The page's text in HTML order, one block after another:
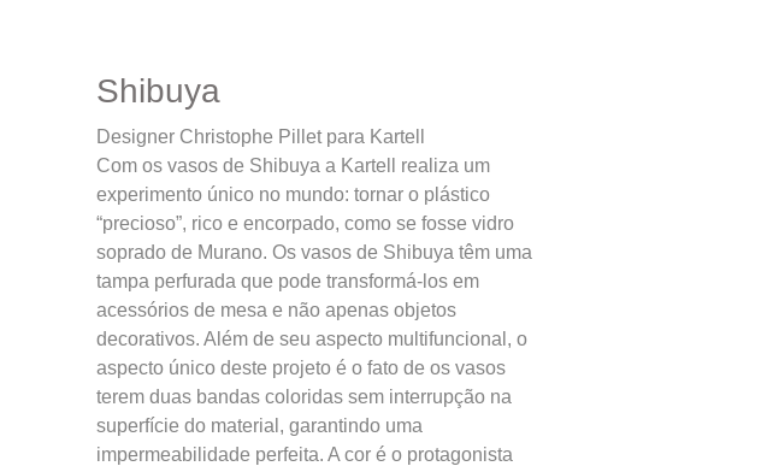
Shibuya
Designer Christophe Pillet para Kartell
Com os vasos de Shibuya a Kartell realiza um
experimento único no mundo: tornar o plástico
“precioso”, rico e encorpado, como se fosse vidro
soprado de Murano. Os vasos de Shibuya têm uma
tampa perfurada que pode transformá-los em
acessórios de mesa e não apenas objetos
decorativos. Além de seu aspecto multifuncional, o
aspecto único deste projeto é o fato de os vasos
terem duas bandas coloridas sem interrupção na
superfície do material, garantindo uma
impermeabilidade perfeita. A cor é o protagonista